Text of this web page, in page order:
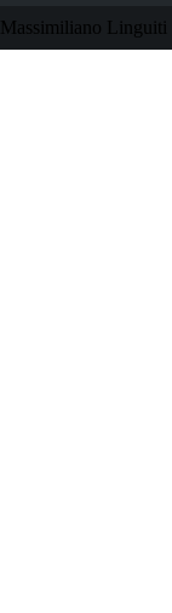
Massimiliano